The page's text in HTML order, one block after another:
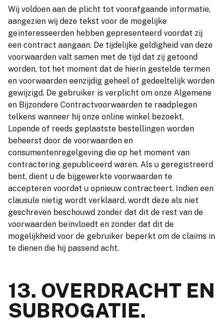
Wij voldoen aan de plicht tot voorafgaande informatie,
aangezien wij deze tekst voor de mogelijke
geïnteresseerden hebben gepresenteerd voordat zij
een contract aangaan. De tijdelijke geldigheid van deze
voorwaarden valt samen met de tijd dat zij getoond
worden, tot het moment dat de hierin gestelde termen
en voorwaarden eenzijdig geheel of gedeeltelijk worden
gewijzigd. De gebruiker is verplicht om onze Algemene
en Bijzondere Contractvoorwaarden te raadplegen
telkens wanneer hij onze online winkel bezoekt.
Lopende of reeds geplaatste bestellingen worden
beheerst door de voorwaarden en
consumentenregelgeving die op het moment van
contractering gepubliceerd waren. Als u geregistreerd
bent, dient u de bijgewerkte voorwaarden te
accepteren voordat u opnieuw contracteert. Indien een
clausule nietig wordt verklaard, wordt deze als niet
geschreven beschouwd zonder dat dit de rest van de
voorwaarden beïnvloedt en zonder dat dit de
mogelijkheid voor de gebruiker beperkt om de claims in
te dienen die hij passend acht.
13. OVERDRACHT EN
SUBROGATIE.